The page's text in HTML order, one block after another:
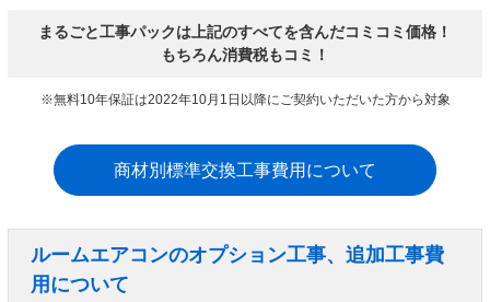
まるごと工事パックは上記のすべてを含んだコミコミ価格！
もちろん消費税もコミ！
※無料10年保証は2022年10月1日以降にご契約いただいた方から対象
商材別標準交換工事費用について
ルームエアコンのオプション工事、追加工事費
用について